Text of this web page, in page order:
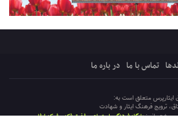
تماس با ما در باره ما
ایثارپرس متعلق است به:
ترویج فرهنگ ایثار و شهادت
و پشتیبانی:پایگاه فرهنگی اجتماعی شفیق فکه ، شبکه ایثار